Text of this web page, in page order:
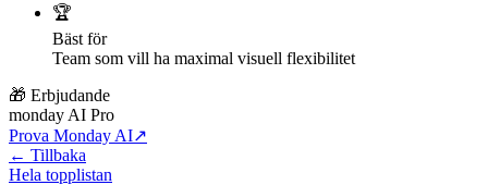
🏆
Bäst för
Team som vill ha maximal visuell flexibilitet
🎁 Erbjudande
monday AI Pro
Prova Monday AI↗
← Tillbaka
Hela topplistan